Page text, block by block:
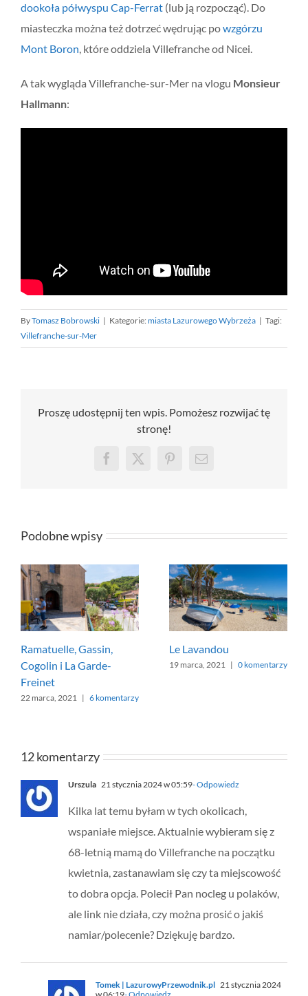
dookoła półwyspu Cap-Ferrat (lub ją rozpocząć). Do
miasteczka można też dotrzeć wędrując powzgórzu
Mont Boron, które oddziela Villefranche od Nicei.
A tak wygląda Villefranche-sur-Mer na vlogu Monsieur
Hallmann:
ByTomasz Bobrowski | Kategorie:miasta Lazurowego Wybrzeża | Tagi:
Villefranche-sur-Mer
Proszę udostępnij ten wpis. Pomożesz rozwijać tę
stronę!
Facebook
X PinterestEmail
Podobne wpisy
Ramatuelle, Gassin,
Cogolin i La Garde-
Freinet
22 marca, 2021 | 6 komentarzy
Le Lavandou
19 marca, 2021 | 0 komentarzy
12 komentarzy
Urszula 21 stycznia 2024 w 05:59- Odpowiedz
Kilka lat temu byłam w tych okolicach,
wspaniałe miejsce. Aktualnie wybieram się z
68-letnią mamą do Villefranche na początku
kwietnia, zastanawiam się czy ta miejscowość
to dobra opcja. Polecił Pan nocleg u polaków,
ale link nie działa, czy można prosić o jakiś
namiar/polecenie? Dziękuję bardzo.
Tomek | LazurowyPrzewodnik.pl 21 stycznia 2024